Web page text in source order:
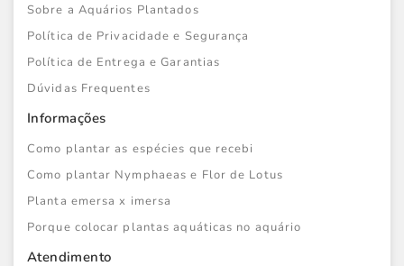
Sobre a Aquários Plantados
Política de Privacidade e Segurança
Política de Entrega e Garantias
Dúvidas Frequentes
Informações
Como plantar as espécies que recebi
Como plantar Nymphaeas e Flor de Lotus
Planta emersa x imersa
Porque colocar plantas aquáticas no aquário
Atendimento